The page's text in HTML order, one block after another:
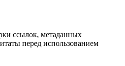
ссылок, метаданных
перед использованием